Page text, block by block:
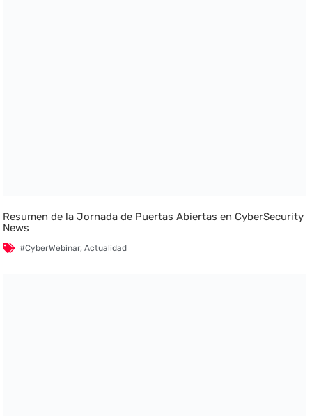
Resumen de la Jornada de Puertas Abiertas en CyberSecurity
News
#CyberWebinar,Actualidad